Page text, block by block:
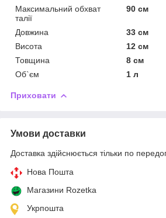
Максимальний обхват
талії
90 см
Довжина
33 см
Висота
12 см
Товщина
8 см
Об`єм
1 л
Приховати
Умови доставки
Доставка здійснюється тільки по
Нова Пошта
Магазини Rozetka
Укрпошта